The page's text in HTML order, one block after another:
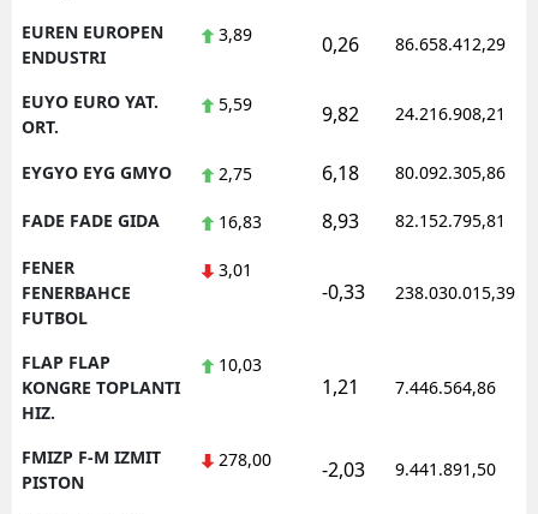
EUREN EUROPEN
ENDUSTRI
3,89 0,26 86.658.412,29
EUYO EURO YAT.
ORT.
5,59 9,82 24.216.908,21
EYGYO EYG GMYO 2,75 6,18 80.092.305,86
FADE FADE GIDA 16,83 8,93 82.152.795,81
FENER
FENERBAHCE
FUTBOL
3,01
-0,33 238.030.015,39
FLAP FLAP
KONGRE TOPLANTI
HIZ.
10,03
1,21 7.446.564,86
FMIZP F-M IZMIT
PISTON
278,00 -2,03 9.441.891,50